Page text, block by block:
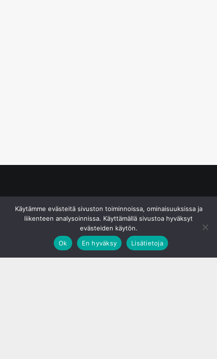
Käytämme evästeitä sivuston toiminnoissa, ominaisuuksissa ja
liikenteen analysoinnissa. Käyttämällä sivustoa hyväksyt
evästeiden käytön.
Ok
En hyväksy Lisätietoja